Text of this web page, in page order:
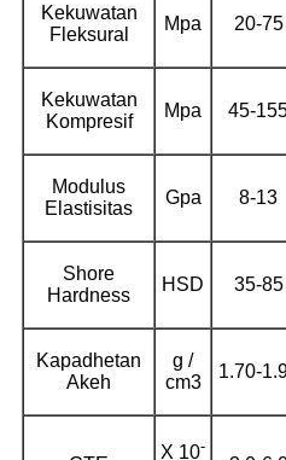
Kekuwatan
Fleksural
Mpa 20-75
Kekuwatan
Kompresif
Mpa 45-
Modulus
Elastisitas
Gpa 8-13
Shore
Hardness
HSD 35-85
Kapadhetan
Akeh
g /
cm3
1.70-
X 10-